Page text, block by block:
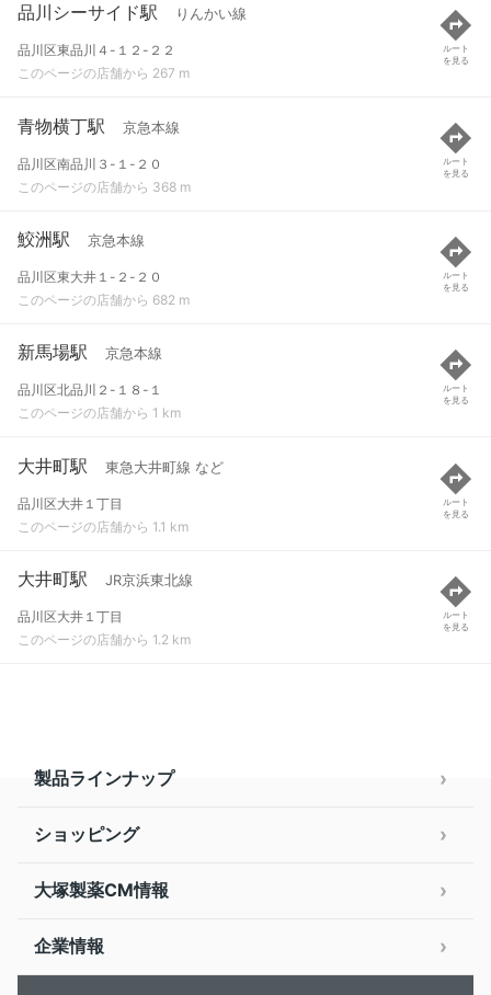
品川シーサイド駅 りんかい線
品川区東品川４-１２-２２
このページの店舗から 267 m
ルート
を見る
青物横丁駅 京急本線
品川区南品川３-１-２０
このページの店舗から 368 m
ルート
を見る
鮫洲駅 京急本線
品川区東大井１-２-２０
このページの店舗から 682 m
ルート
を見る
新馬場駅 京急本線
品川区北品川２-１８-１
このページの店舗から 1 km
ルート
を見る
大井町駅 東急大井町線 など
品川区大井１丁目
このページの店舗から 1.1 km
ルート
を見る
大井町駅 JR京浜東北線
品川区大井１丁目
このページの店舗から 1.2 km
ルート
を見る
製品ラインナップ
ショッピング
大塚製薬CM情報
企業情報